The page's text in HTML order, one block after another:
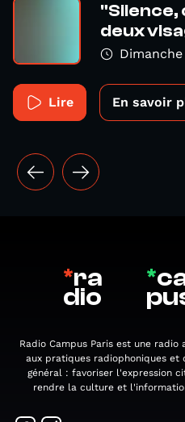
"Silence,
deux
Lire En savoir
*ra
dio
*
Radio Campus Paris est une
aux pratiques radiophoniques
général : favoriser l'expression
rendre la culture et